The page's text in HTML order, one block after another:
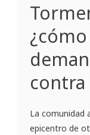
contra
La comunidad
epicentro de